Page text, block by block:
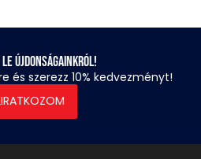
le újdonságainkról!
és szerezz 10% kedvezményt!